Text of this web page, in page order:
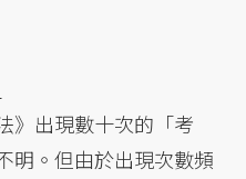
》出現數十次的「考
明。但由於出現次數頻